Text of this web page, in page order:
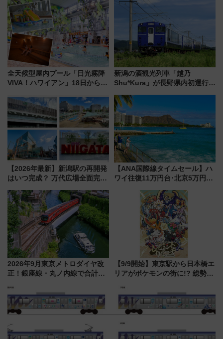
ブトムシに楽しいがいっぱい
限定の歴代制服仮想試着体験も
レポート
全天候型屋内プール「日光霧降
VIVA！ハワイアン」18日から営
ァミリーから大人まで幅広い世
代が一日中楽しる夏のリゾート
を楽しんで
新潟の酒観光列車「越乃
Shu*Kura」が長野県内初運行！
別企画
【2026年最新】新潟駅の再開発
はいつ完成？ 万代広場全面完成
開発、バスタ新潟構想まで徹底
解説！
【ANA国際線タイムセール】ハ
ワイ往復11万円台･北京5万円台
来春のGW旅行まで狙える激ア
ツ路線まとめ（8/10まで）
2026年9月東京メトロダイヤ改
正！銀座線・丸ノ内線で合計
【9/9開始】東京駅から日本橋エ
リアがポケモンの街に!? 総勢
情報まとめ